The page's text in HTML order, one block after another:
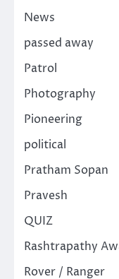
News
passed away
Patrol
Photography
Pioneering
political
Pratham Sopan
Pravesh
QUIZ
Rashtrapathy
Rover / Ranger